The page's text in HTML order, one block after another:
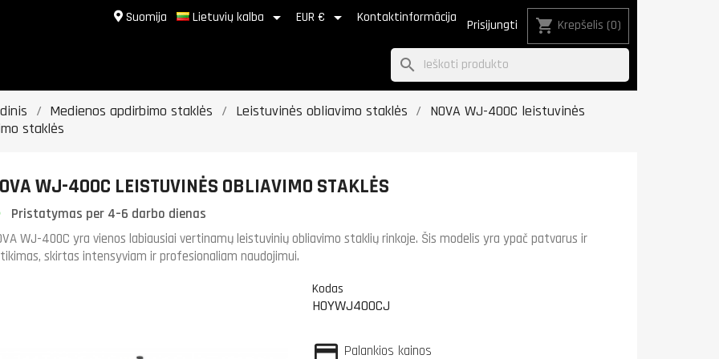
Suomija Lietuvių kalba  EUR €  Kontaktinformācija Prisijungti shopping_cart Krepšelis (0)
search
Medienos apdirbimo staklės Leistuvinės obliavimo staklės
NOVA WJ-400C leistuvinės
staklės
WJ-400C LEISTUVINĖS OBLIAVIMO STAKLĖS
Pristatymas per 4–6 darbo dienas
WJ-400C yra vienos labiausiai vertinamų leistuvinių obliavimo staklių rinkoje. Šis modelis yra ypač patvarus ir
skirtas intensyviam ir profesionaliam naudojimui.
Kodas
HOYWJ400CJ
Palankios kainos